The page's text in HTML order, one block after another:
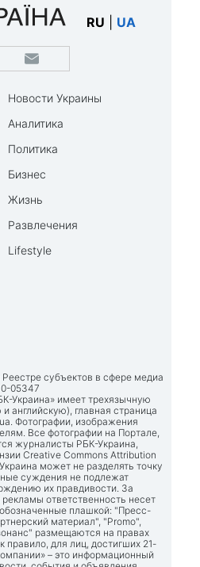
RU UA
Новости Украины
Аналитика
Политика
Бизнес
Жизнь
Развлечения
Lifestyle
субъектов в сфере медиа
05347
Украина» имеет трехязычную
английскую), главная страница
. Фотографии, изображения
Все фотографии на Портале,
журналисты РБК-Украина,
Creative Commons Attribution
может не разделять точку
суждения не подлежат
их правдивости. За
ответственность несет
плашкой: "Пресс-
материал", "Promo",
размещаются на правах
правило, для лиц, достигших 21-
– это информационный